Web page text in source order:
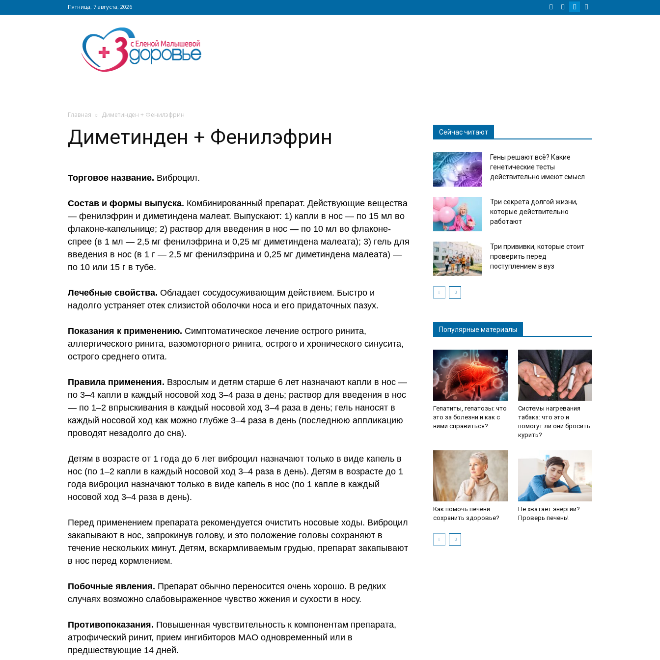
Пятница, 7 августа, 2026
Сайт
zdorovieinfo.ru
крупнейший
медицинский
Главная Диметинден + Фенилэфрин
Диметинден + Фенилэфрин
Торговое название. Виброцил.
Состав и формы выпуска. Комбинированный препарат. Действующие вещества
— фенилэфрин и диметиндена малеат. Выпускают: 1) капли в нос — по 15 мл во
флаконе-капельнице; 2) раствор для введения в нос — по 10 мл во флаконе-
спрее (в 1 мл — 2,5 мг фенилэфрина и 0,25 мг диметиндена малеата); 3) гель для
введения в нос (в 1 г — 2,5 мг фенилэфрина и 0,25 мг диметиндена малеата) —
по 10 или 15 г в тубе.
Лечебные свойства. Обладает сосудосуживающим действием. Быстро и
надолго устраняет отек слизистой оболочки носа и его придаточных пазух.
Показания к применению. Симптоматическое лечение острого ринита,
аллергического ринита, вазомоторного ринита, острого и хронического синусита,
острого среднего отита.
Правила применения. Взрослым и детям старше 6 лет назначают капли в нос —
по 3–4 капли в каждый носовой ход 3–4 раза в день; раствор для введения в нос
— по 1–2 впрыскивания в каждый носовой ход 3–4 раза в день; гель наносят в
каждый носовой ход как можно глубже 3–4 раза в день (последнюю аппликацию
проводят незадолго до сна).
Детям в возрасте от 1 года до 6 лет виброцил назначают только в виде капель в
нос (по 1–2 капли в каждый носовой ход 3–4 раза в день). Детям в возрасте до 1
года виброцил назначают только в виде капель в нос (по 1 капле в каждый
носовой ход 3–4 раза в день).
Перед применением препарата рекомендуется очистить носовые ходы. Виброцил
закапывают в нос, запрокинув голову, и это положение головы сохраняют в
течение нескольких минут. Детям, вскармливаемым грудью, препарат закапывают
в нос перед кормлением.
Побочные явления. Препарат обычно переносится очень хорошо. В редких
случаях возможно слабовыраженное чувство жжения и сухости в носу.
Противопоказания. Повышенная чувствительность к компонентам препарата,
атрофический ринит, прием ингибиторов МАО одновременный или в
предшествующие 14 дней.
Сейчас читают
Гены решают всё? Какие
генетические тесты
действительно имеют смысл
Три секрета долгой жизни,
которые действительно
работают
Три прививки, которые стоит
проверить перед
поступлением в вуз
Популярные материалы
Гепатиты, гепатозы: что
это за болезни и как с
ними справиться?
Системы нагревания
табака: что это и
помогут ли они бросить
курить?
Как помочь печени
сохранить здоровье?
Не хватает энергии?
Проверь печень!